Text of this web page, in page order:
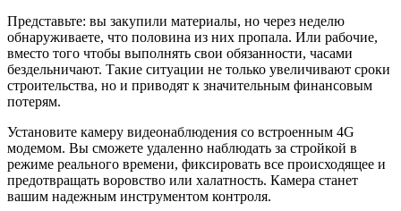
Представьте: вы закупили материалы, но через неделю
обнаруживаете, что половина из них пропала. Или рабочие,
вместо того чтобы выполнять свои обязанности, часами
бездельничают. Такие ситуации не только увеличивают сроки
строительства, но и приводят к значительным финансовым
потерям.
Установите камеру видеонаблюдения со встроенным 4G
модемом. Вы сможете удаленно наблюдать за стройкой в
режиме реального времени, фиксировать все происходящее и
предотвращать воровство или халатность. Камера станет
вашим надежным инструментом контроля.